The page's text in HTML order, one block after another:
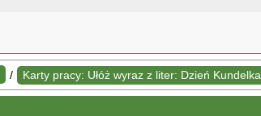
/ Karty pracy: Ułóż wyraz z liter: Dzień Kundelka